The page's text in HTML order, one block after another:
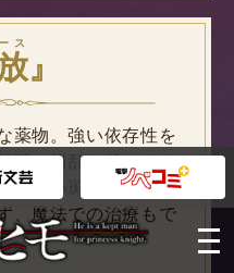
メ
ス
』
薬物。強い依存性を
聴で錯乱を起こすよ
は黒い斑点が浮かび
、魔法での治療もで